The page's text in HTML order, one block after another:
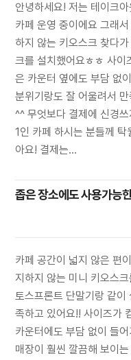
안녕하세요! 저는 테이크
카페 운영 중이에요 그래서
하지 않는 키오스크 찾다
크를 설치했어요ㅎㅎ 사이
은 카운터 옆에도 부담 없
분위기랑도 잘 어울려서
^^ 무엇보다 결제에 신경
1인 카페 하시는 분들께
아요! 결제는...
좁은 장소에도 사용가능
카페 공간이 넓지 않은 편
지하지 않는 미니 키오스크
토스프론트 단말기랑 같이
족하고 있어요!! 사이즈가
카운터에도 부담 없이 들
매장이 훨씬 깔끔해 보이